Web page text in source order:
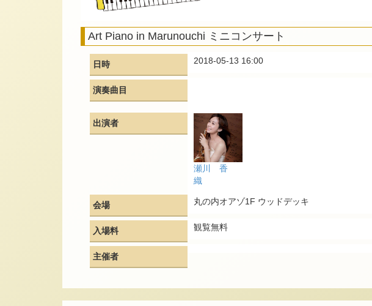
Art Piano in Marunouchi ミニコンサート
日時 2018-05-13 16:00
演奏曲目
出演者
瀬川 香
織
会場 丸の内オアゾ1F ウッドデッキ
入場料 観覧無料
主催者